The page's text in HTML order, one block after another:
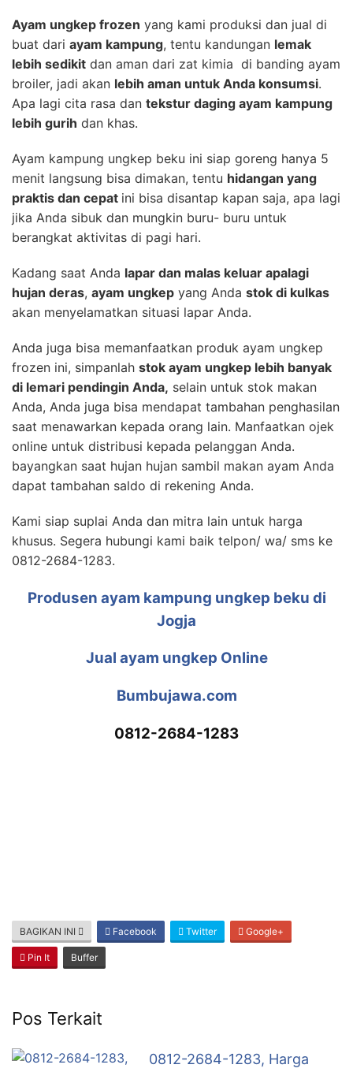
Ayam ungkep frozen yang kami produksi dan jual di
buat dari ayam kampung, tentu kandungan lemak
lebih sedikit dan aman dari zat kimia di banding ayam
broiler, jadi akan lebih aman untuk Anda konsumsi.
Apa lagi cita rasa dan tekstur daging ayam kampung
lebih gurih dan khas.
Ayam kampung ungkep beku ini siap goreng hanya 5
menit langsung bisa dimakan, tentu hidangan yang
praktis dan cepat ini bisa disantap kapan saja, apa lagi
jika Anda sibuk dan mungkin buru- buru untuk
berangkat aktivitas di pagi hari.
Kadang saat Anda lapar dan malas keluar apalagi
hujan deras, ayam ungkep yang Anda stok di kulkas
akan menyelamatkan situasi lapar Anda.
Anda juga bisa memanfaatkan produk ayam ungkep
frozen ini, simpanlah stok ayam ungkep lebih banyak
di lemari pendingin Anda, selain untuk stok makan
Anda, Anda juga bisa mendapat tambahan penghasilan
saat menawarkan kepada orang lain. Manfaatkan ojek
online untuk distribusi kepada pelanggan Anda.
bayangkan saat hujan hujan sambil makan ayam Anda
dapat tambahan saldo di rekening Anda.
Kami siap suplai Anda dan mitra lain untuk harga
khusus. Segera hubungi kami baik telpon/ wa/ sms ke
0812-2684-1283.
Produsen ayam kampung ungkep beku di
Jogja
Jual ayam ungkep Online
Bumbujawa.com
0812-2684-1283
BAGIKAN INI Facebook Twitter Google+
Pin It Buffer
Pos Terkait
0812-2684-1283, Harga